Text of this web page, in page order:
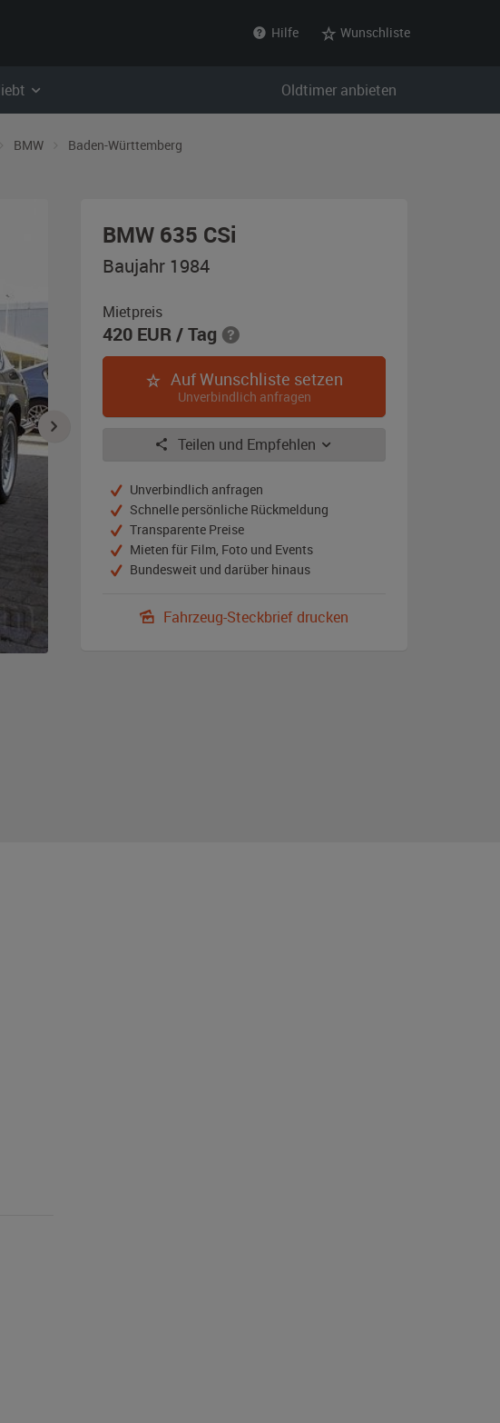
Hilfe Wunschliste
Oldtimer anbieten
BMW Baden-Württemberg
BMW 635 CSi
metallic
Baujahr 1984
Mietpreis
420 EUR/ Tag
Auf Wunschliste setzen
Unverbindlich anfragen
Teilen und Empfehlen
Unverbindlich anfragen
Schnelle persönliche Rückmeldung
Transparente Preise
Mieten für Film, Foto und Events
Bundesweit und darüber hinaus
Fahrzeug-Steckbrief drucken